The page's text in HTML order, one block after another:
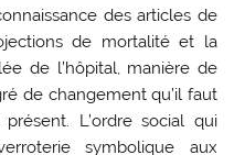
des articles de
de mortalité et la
de l’hôpital, manière de
de changement qu’il faut
L’ordre social qui
symbolique aux